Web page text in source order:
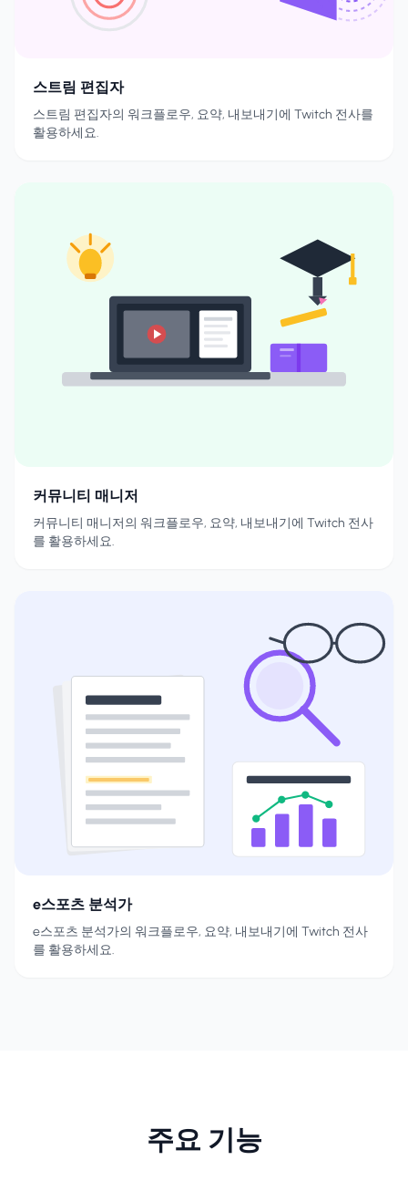
스트림 편집자
스트림 편집자의 워크플로우, 요약, 내보내기에 Twitch 전사를
활용하세요.
커뮤니티 매니저
커뮤니티 매니저의 워크플로우, 요약, 내보내기에 Twitch 전사
를 활용하세요.
e스포츠 분석가
e스포츠 분석가의 워크플로우, 요약, 내보내기에 Twitch 전사
를 활용하세요.
주요 기능